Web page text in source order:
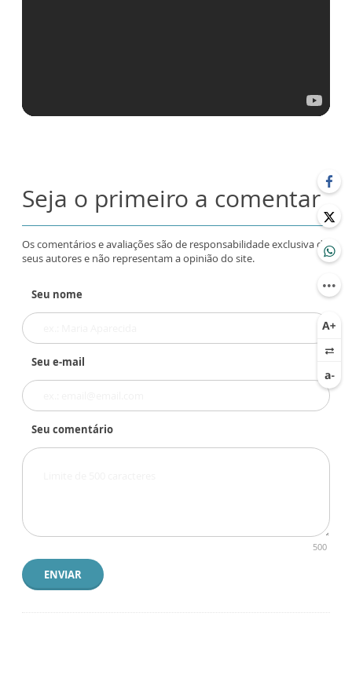
Seja o primeiro a comentar
Os comentários e avaliações são de responsabilidade exclusiva de
seus autores e não representam a opinião do site.
Seu nome
Seu e-mail
Seu comentário
500
ENVIAR